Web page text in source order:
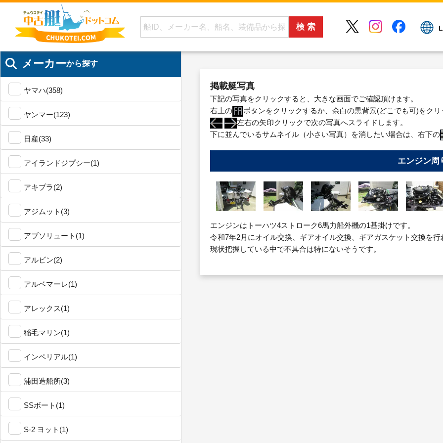
メーカーから探す
ヤマハ(358)
ヤンマー(123)
日産(33)
アイランドジプシー(1)
アキプラ(2)
アジムット(3)
アブソリュート(1)
アルビン(2)
アルベマーレ(1)
アレックス(1)
稲毛マリン(1)
インペリアル(1)
浦田造船所(3)
SSボート(1)
S-2 ヨット(1)
掲載艇写真
下記の写真をクリックすると、大きな画面でご確認頂けます。
右上の
ボタンをクリックするか、余白の黒背景(どこでも可)をクリ
左右の矢印クリックで次の写真へスライドします。
下に並んでいるサムネイル（小さい写真）を消したい場合は、右下の
エンジン周
エンジンはトーハツ4ストローク6馬力船外機の1基掛けです。
令和7年2月にオイル交換、ギアオイル交換、ギアガスケット交換を行
現状把握している中で不具合は特にないそうです。